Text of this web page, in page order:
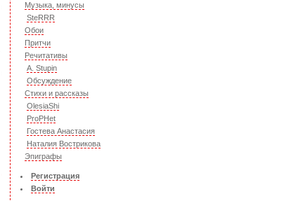
Музыка, минусы
SteRRR
Обои
Притчи
Речитативы
A. Stupin
Обсуждение
Стихи и рассказы
OlesiaShi
ProPHet
Гостева Анастасия
Наталия Вострикова
Эпиграфы
Регистрация
Войти